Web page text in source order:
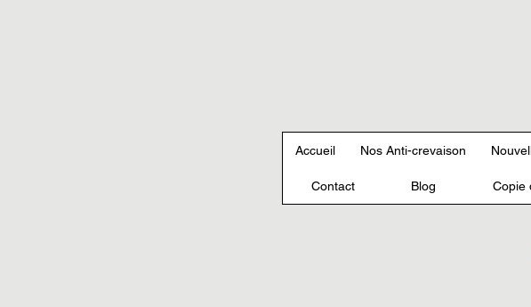
Accueil Nos Anti-crevaison
Contact Blog Copie